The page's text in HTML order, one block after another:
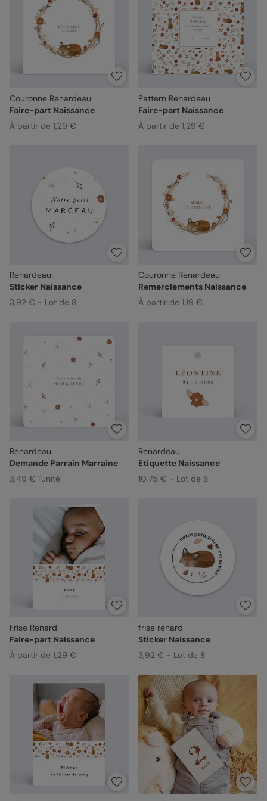
Couronne Renardeau
Faire-part Naissance
À partir de 1,29 €
Pattern Renardeau
Faire-part Naissance
À partir de 1,29 €
Renardeau
Sticker Naissance
3,92 € - Lot de 8
Couronne Renardeau
Remerciements Naissance
À partir de 1,19 €
Renardeau
Demande Parrain Marraine
3,49 € l'unité
Renardeau
Etiquette Naissance
10,75 € - Lot de 8
Frise Renard
Faire-part Naissance
À partir de 1,29 €
frise renard
Sticker Naissance
3,92 € - Lot de 8